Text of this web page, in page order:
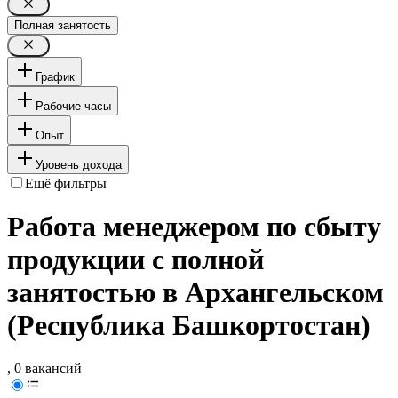
Полная занятость
График
Рабочие часы
Опыт
Уровень дохода
Ещё фильтры
Работа менеджером по сбыту
продукции с полной
занятостью в Архангельском
(Республика Башкортостан)
, 0 вакансий